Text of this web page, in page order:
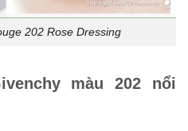
202 Rose Dressing
màu 202 nổi